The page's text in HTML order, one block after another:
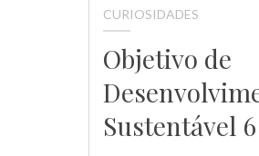
CURIOSIDADES
Objetivo de
Sustentável